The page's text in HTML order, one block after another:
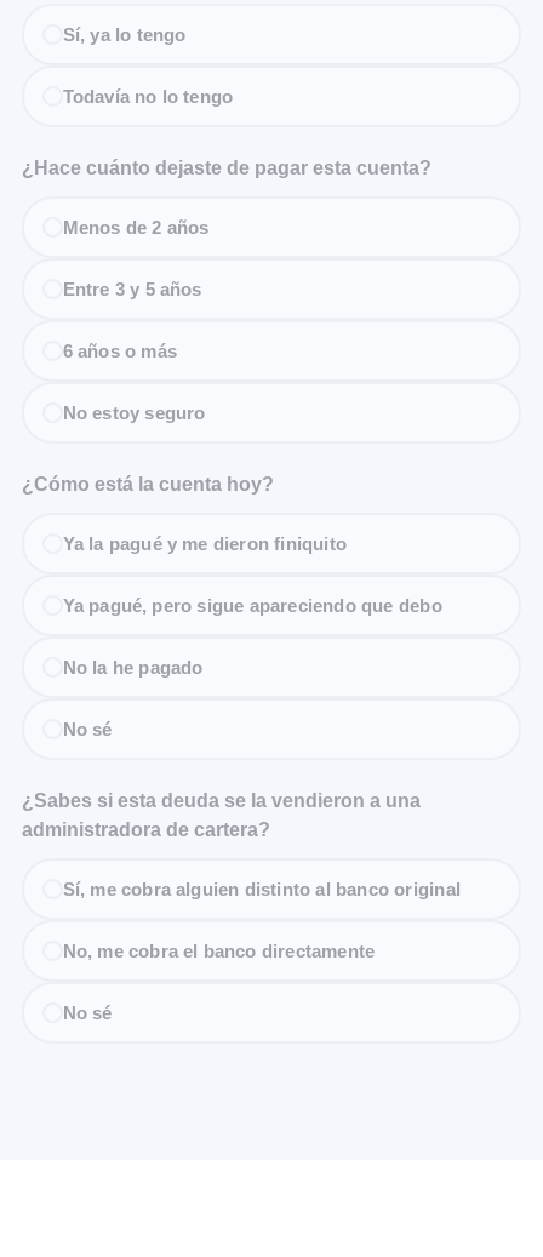
Sí, ya lo tengo
Todavía no lo tengo
¿Hace cuánto dejaste de pagar esta cuenta?
Menos de 2 años
Entre 3 y 5 años
6 años o más
No estoy seguro
¿Cómo está la cuenta hoy?
Ya la pagué y me dieron finiquito
Ya pagué, pero sigue apareciendo que debo
No la he pagado
No sé
¿Sabes si esta deuda se la vendieron a una
administradora de cartera?
Sí, me cobra alguien distinto al banco original
No, me cobra el banco directamente
No sé